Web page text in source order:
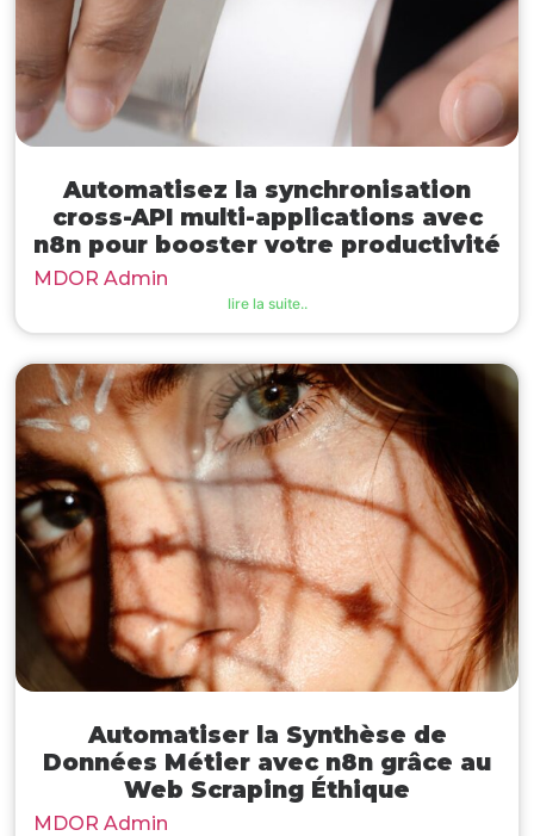
Automatisez la synchronisation
cross-API multi-applications avec
n8n pour booster votre productivité
MDOR Admin
lire la suite..
Automatiser la Synthèse de
Données Métier avec n8n grâce au
Web Scraping Éthique
MDOR Admin